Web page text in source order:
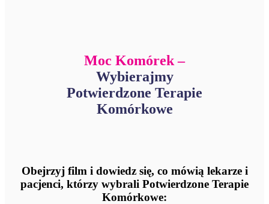
Moc Komórek –
Wybierajmy
Potwierdzone Terapie
Komórkowe
Obejrzyj film i dowiedz się, co mówią lekarze i
pacjenci, którzy wybrali Potwierdzone Terapie
Komórkowe: